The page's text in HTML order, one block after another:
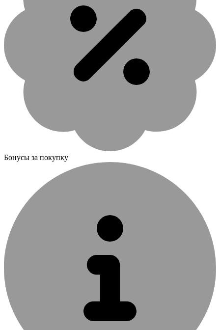
Бонусы за покупку